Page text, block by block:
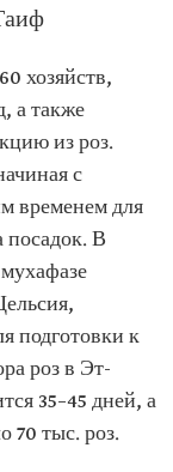
хозяйств,
а также
из роз.
с
временем для
посадок. В
подготовки к
роз в Эт-
35–45 дней, а
70 тыс. роз.